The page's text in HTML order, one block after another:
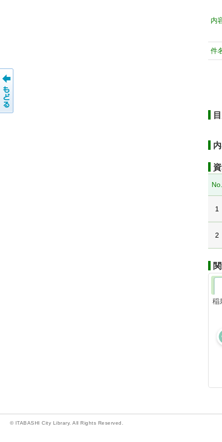
内
件
No.
1
2
稲
© ITABASHI City Library. All Rights Reserved.